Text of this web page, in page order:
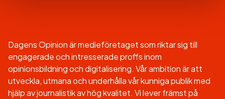
Dagens Opinion är medieföretaget som riktar sig till
engagerade och intresserade proffs inom
opinionsbildning och digitalisering. Vår ambition är att
utveckla, utmana och underhålla vår kunniga publik med
hjälp av journalistik av hög kvalitet. Vi lever främst på